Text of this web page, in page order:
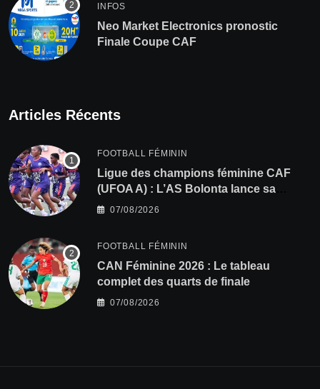
INFOS
Neo Market Electronics pronostic
Finale Coupe CAF
Articles Récents
FOOTBALL FÉMININ
Ligue des champions féminine CAF
(UFOA A) : L’AS Bolonta lance sa
conquête de l’Afrique en Gambie
07/08/2026
FOOTBALL FÉMININ
CAN Féminine 2026 : Le tableau
complet des quarts de finale
07/08/2026